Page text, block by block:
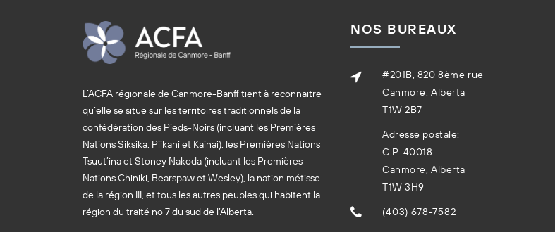
L’ACFA régionale de Canmore-Banff tient à reconnaitre
qu’elle se situe sur les territoires traditionnels de la
confédération des Pieds-Noirs (incluant les Premières
Nations Siksika, Piikani et Kainai), les Premières Nations
Tsuut’ina et Stoney Nakoda (incluant les Premières
Nations Chiniki, Bearspaw et Wesley), la nation métisse
de la région III, et tous les autres peuples qui habitent la
région du traité no 7 du sud de l’Alberta.
NOS BUREAUX
#201B, 820 8ème rue
Canmore, Alberta
T1W 2B7
Adresse postale:
C.P. 40018
Canmore, Alberta
T1W 3H9
(403) 678-7582